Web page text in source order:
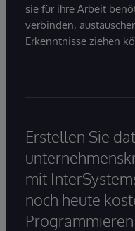
sie für ihre Arbeit
verbinden,
Erkenntnisse ziehen
Erstellen Sie
mit
noch heute
Programmieren.